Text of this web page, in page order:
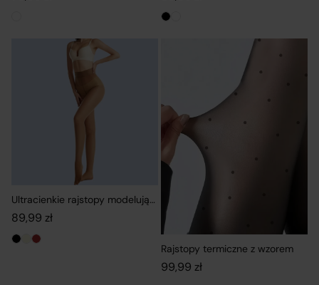
Ultracienkie rajstopy modelujące
89,99 zł
Rajstopy termiczne z wzorem
99,99 zł